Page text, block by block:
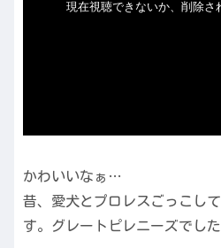
かわいいなぁ…
昔、愛犬とプロレスごっこし
す。グレートピレニーズでした